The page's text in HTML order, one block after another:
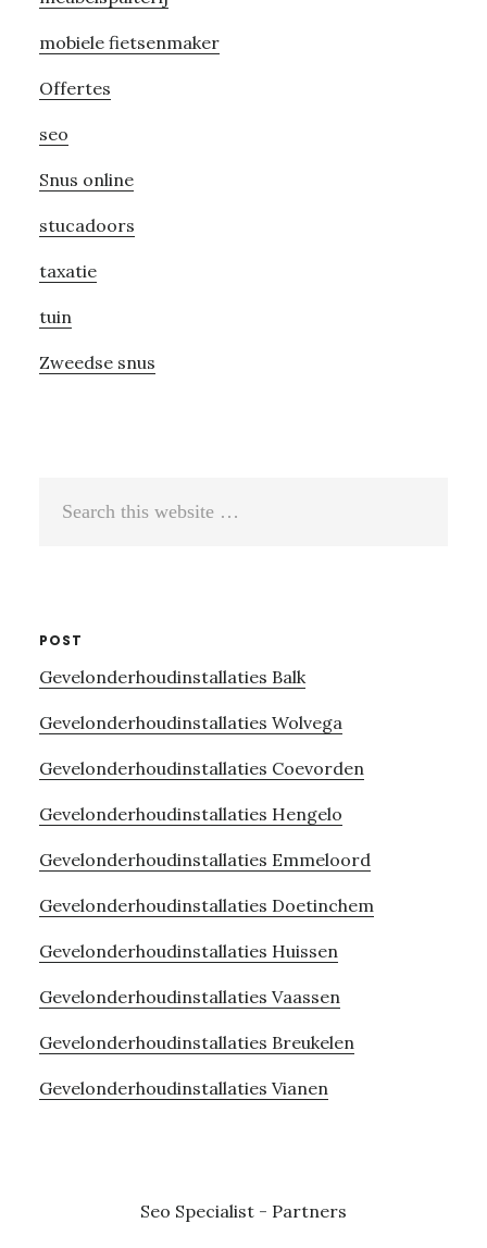
mobiele fietsenmaker
Offertes
seo
Snus online
stucadoors
taxatie
tuin
Zweedse snus
POST
Gevelonderhoudinstallaties Balk
Gevelonderhoudinstallaties Wolvega
Gevelonderhoudinstallaties Coevorden
Gevelonderhoudinstallaties Hengelo
Gevelonderhoudinstallaties Emmeloord
Gevelonderhoudinstallaties Doetinchem
Gevelonderhoudinstallaties Huissen
Gevelonderhoudinstallaties Vaassen
Gevelonderhoudinstallaties Breukelen
Gevelonderhoudinstallaties Vianen
Seo Specialist - Partners